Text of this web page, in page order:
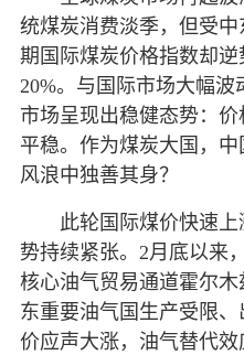
统煤炭消费淡季，但受
期国际煤炭价格指数却
20%。与国际市场大幅
市场呈现出稳健态势：
平稳。作为煤炭大国，
风浪中独善其身？
此轮国际煤价快速
势持续紧张。2月底以来
核心油气贸易通道霍尔
东重要油气国生产受限
价应声大涨，油气替代